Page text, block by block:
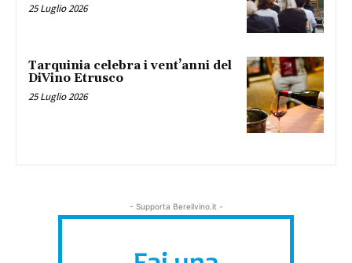
25 Luglio 2026
Tarquinia celebra i vent’anni del
DiVino Etrusco
25 Luglio 2026
- Supporta Bereilvino.it -